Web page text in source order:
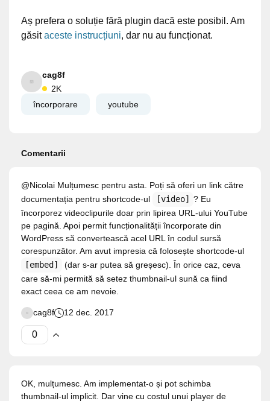
Aș prefera o soluție fără plugin dacă este posibil. Am
găsitaceste instrucțiuni, dar nu au funcționat.
cag8f
2K
încorporare
youtube
Comentarii
@Nicolai Mulțumesc pentru asta. Poți să oferi un link către
documentația pentru shortcode-ul
[video]
? Eu
încorporez videoclipurile doar prin lipirea URL-ului YouTube
pe pagină. Apoi permit funcționalității încorporate din
WordPress să convertească acel URL în codul sursă
corespunzător. Am avut impresia că folosește shortcode-ul
[embed]
(dar s-ar putea să greșesc). În orice caz, ceva
care să-mi permită să setez thumbnail-ul sună ca fiind
exact ceea ce am nevoie.
cag8f 12 dec. 2017
OK, mulțumesc. Am implementat-o și pot schimba
thumbnail-ul implicit. Dar vine cu costul unui player de